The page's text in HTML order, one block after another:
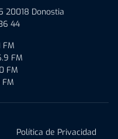
20018 Donostia
44
FM
FM
FM
Política de Privacidad